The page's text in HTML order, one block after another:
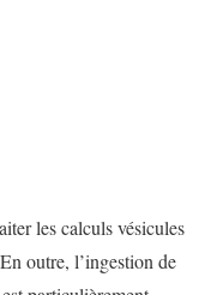
les calculs vésicules
outre, l’ingestion de